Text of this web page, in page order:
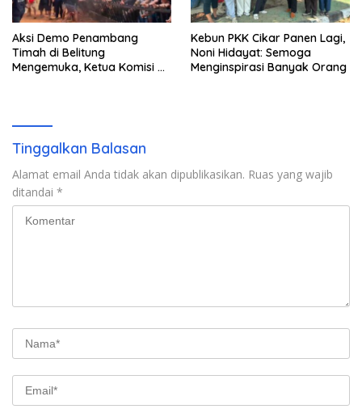
Aksi Demo Penambang
Timah di Belitung
Mengemuka, Ketua Komisi XII
Kebun PKK Cikar Panen Lagi,
Noni Hidayat: Semoga
Menginspirasi Banyak Orang
Tinggalkan Balasan
Alamat email Anda tidak akan dipublikasikan. Ruas yang wajib
ditandai *